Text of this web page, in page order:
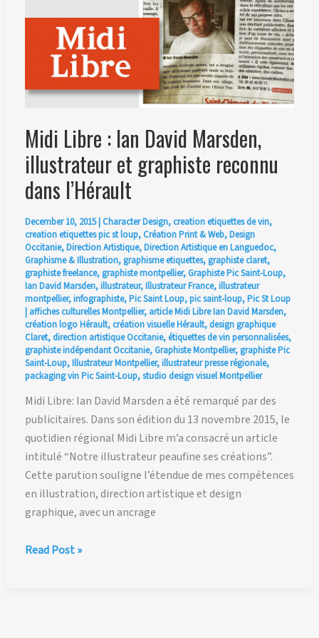
Pic
Midi Libre : Ian David Marsden,
illustrateur et graphiste reconnu
dans l’Hérault
December 10, 2015 Character Design, creation etiquettes de vin,
creation etiquettes pic st loup, Création Print & Web,Design
Occitanie,Direction Artistique,Direction Artistique en Languedoc,
Graphisme & Illustration, graphisme etiquettes, graphiste claret,
graphiste freelance, graphiste montpellier, Graphiste Pic Saint-Loup,
Ian David Marsden,illustrateur,Illustrateur France,illustrateur
montpellier,infographiste,Pic Saint Loup,pic saint-loup,Pic St Loup
affiches culturelles Montpellier, article Midi Libre Ian David Marsden,
création logo Hérault, création visuelle Hérault, design graphique
Claret, direction artistique Occitanie, étiquettes de vin personnalisées,
graphiste indépendant Occitanie, Graphiste Montpellier, graphiste Pic
Saint-Loup,Illustrateur Montpellier,illustrateur presse régionale,
packaging vin Pic Saint-Loup,studio design visuel Montpellier
Midi Libre: Ian David Marsden a été remarqué par des
publicitaires. Dans son édition du 13 novembre 2015, le
quotidien régional Midi Libre m’a consacré un article
intitulé “Notre illustrateur peaufine ses créations”.
Cette parution souligne l’étendue de mes compétences
en illustration, direction artistique et design
graphique, avec un ancrage
Midi
Read Post »